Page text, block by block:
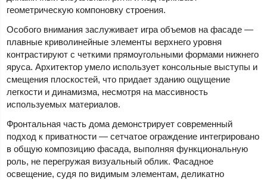
геометрическую компоновку строения.
Особого внимания заслуживает игра объемов на фасаде —
плавные криволинейные элементы верхнего уровня
контрастируют с четкими прямоугольными формами нижнего
яруса. Архитектор умело использует консольные выступы и
смещения плоскостей, что придает зданию ощущение
легкости и динамизма, несмотря на массивность
используемых материалов.
Фронтальная часть дома демонстрирует современный
подход к приватности — сетчатое ограждение интегрировано
в общую композицию фасада, выполняя функциональную
роль, не перегружая визуальный облик. Фасадное
освещение, судя по видимым элементам, деликатно